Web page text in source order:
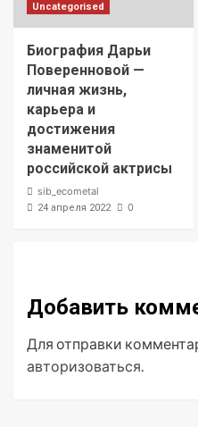
Uncategorised
Биография Дарьи
Поверенновой —
личная жизнь,
карьера и
достижения
знаменитой
российской актрисы
sib_ecometal
24 апреля 2022 0
Добавить
Для отправки
авторизоваться.